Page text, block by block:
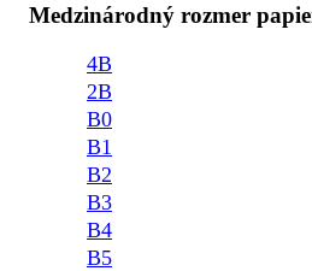
Medzinárodný rozmer
4B
2B
B0
B1
B2
B3
B4
B5